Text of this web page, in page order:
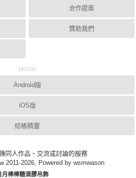
月棒棒糖滴膠吊飾
合作提案
贊助我們
Mobile
Android版
iOS版
結帳精靈
同人作品、交流或討論的服務
2011-2026, Powered by wsmwason